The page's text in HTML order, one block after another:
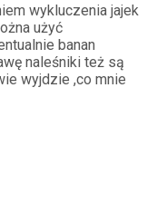
wykluczenia jajek
użyć
banan
naleśniki też są
wyjdzie ,co mnie